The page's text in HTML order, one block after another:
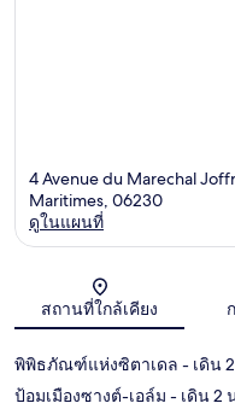
4 Avenue du Marechal
Maritimes, 06230
ดูในแผนที่
สถานที่ใกล้เคียง
พิพิธภัณฑ์แห่งซิตาเดล - เดิน
ป้อมเมืองซางต์-เอล์ม - เดิน 2